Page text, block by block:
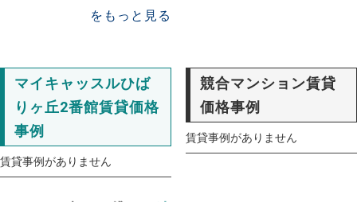
をもっと見る
マイキャッスルひば
りヶ丘2番館賃貸価格
事例
賃貸事例がありません
競合マンション賃貸
価格事例
賃貸事例がありません
一括査定